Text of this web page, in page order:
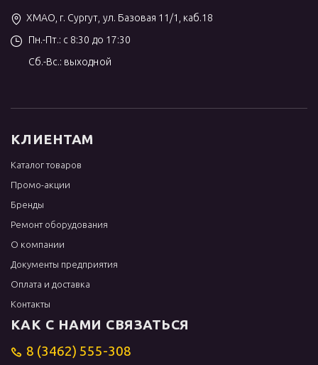
ХМАО, г. Сургут, ул. Базовая 11/1, каб.18
Пн.-Пт.: с 8:30 до 17:30
Сб.-Вс.: выходной
КЛИЕНТАМ
Каталог товаров
Промо-акции
Бренды
Ремонт оборудования
О компании
Документы предприятия
Оплата и доставка
Контакты
КАК С НАМИ СВЯЗАТЬСЯ
8 (3462) 555-308